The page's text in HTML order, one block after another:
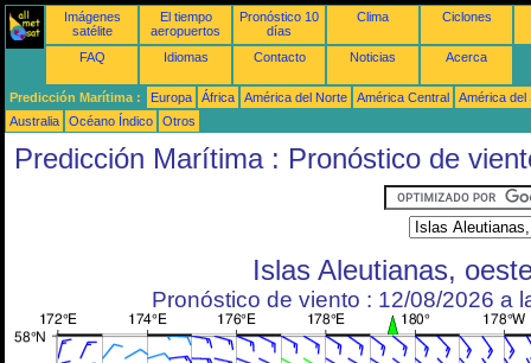
Imágenes
satélite
El tiempo
aeropuertos
Pronóstico 10
días
Clima Ciclones
FAQ Idiomas Contacto Noticias Acerca
Predicción Marítima : Europa África América del Norte América Central
América del
Australia
Océano Índico Otros
Predicción Marítima : Pronóstico de
Islas Aleutianas,
Pronóstico de viento : 12/08/2026 a